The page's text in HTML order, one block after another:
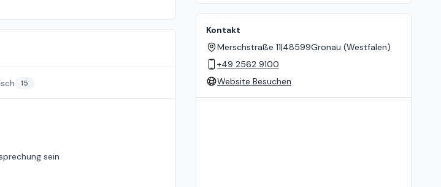
15
sein
Kontakt
Merschstraße 11|48599Gronau (Westfalen)
+49 2562 9100
Website Besuchen